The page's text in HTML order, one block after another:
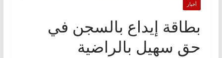
أخبار
بطاقة إيداع بالسجن في
حق سهيل بالراضية